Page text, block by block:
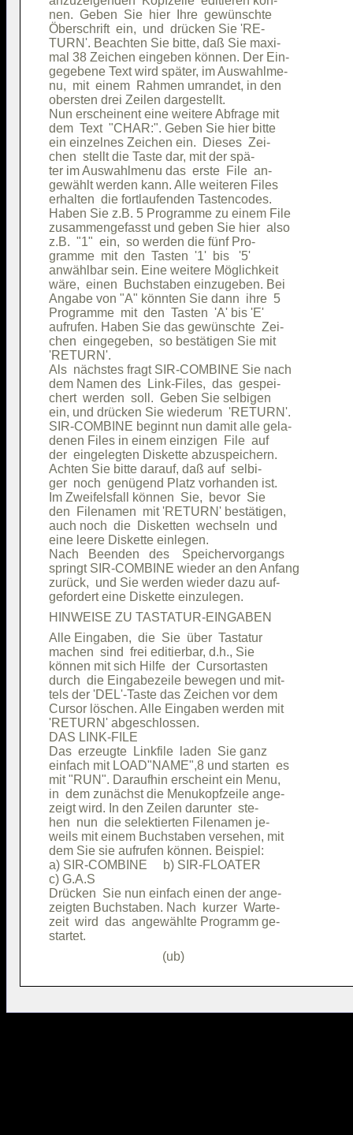
nen.  Geben  Sie  hier  Ihre  gewünschte
Öberschrift  ein,  und  drücken Sie 'RE-
TURN'. Beachten Sie bitte, daß Sie maxi-
mal 38 Zeichen eingeben können. Der Ein-
gegebene Text wird später, im Auswahlme-
nu,  mit  einem  Rahmen umrandet, in den
obersten drei Zeilen dargestellt.
Nun erscheinent eine weitere Abfrage mit
dem  Text  "CHAR:". Geben Sie hier bitte
ein einzelnes Zeichen ein.  Dieses  Zei-
chen  stellt die Taste dar, mit der spä-
ter im Auswahlmenu das  erste  File  an-
gewählt werden kann. Alle weiteren Files
erhalten  die fortlaufenden Tastencodes.
Haben Sie z.B. 5 Programme zu einem File
zusammengefasst und geben Sie hier  also
z.B.  "1"  ein,  so werden die fünf Pro-
gramme  mit  den  Tasten  '1'  bis   '5'
anwählbar sein. Eine weitere Möglichkeit
wäre,  einen  Buchstaben einzugeben. Bei
Angabe von "A" könnten Sie dann  ihre  5
Programme  mit  den  Tasten  'A' bis 'E'
aufrufen. Haben Sie das gewünschte  Zei-
chen  eingegeben,  so bestätigen Sie mit
'RETURN'.
Als  nächstes fragt SIR-COMBINE Sie nach
dem Namen des  Link-Files,  das  gespei-
chert  werden  soll.  Geben Sie selbigen
ein, und drücken Sie wiederum  'RETURN'.
SIR-COMBINE beginnt nun damit alle gela-
denen Files in einem einzigen  File  auf
der  eingelegten Diskette abzuspeichern.
Achten Sie bitte darauf, daß auf  selbi-
ger  noch  genügend Platz vorhanden ist.
Im Zweifelsfall können  Sie,  bevor  Sie
den  Filenamen  mit 'RETURN' bestätigen,
auch noch  die  Disketten  wechseln  und
eine leere Diskette einlegen.
Nach   Beenden   des    Speichervorgangs
springt SIR-COMBINE wieder an den Anfang
zurück,  und Sie werden wieder dazu auf-
Alle Eingaben,  die  Sie  über  Tastatur
machen  sind  frei editierbar, d.h., Sie
können mit sich Hilfe  der  Cursortasten
durch  die Eingabezeile bewegen und mit-
tels der 'DEL'-Taste das Zeichen vor dem
Cursor löschen. Alle Eingaben werden mit
'RETURN' abgeschlossen.
DAS LINK-FILE
Das  erzeugte  Linkfile  laden  Sie ganz
einfach mit LOAD"NAME",8 und starten  es
mit "RUN". Daraufhin erscheint ein Menu,
in  dem zunächst die Menukopfzeile ange-
zeigt wird. In den Zeilen darunter  ste-
hen  nun  die selektierten Filenamen je-
weils mit einem Buchstaben versehen, mit
dem Sie sie aufrufen können. Beispiel:
a) SIR-COMBINE     b) SIR-FLOATER
c) G.A.S
Drücken  Sie nun einfach einen der ange-
zeigten Buchstaben. Nach  kurzer  Warte-
zeit  wird  das  angewählte Programm ge-